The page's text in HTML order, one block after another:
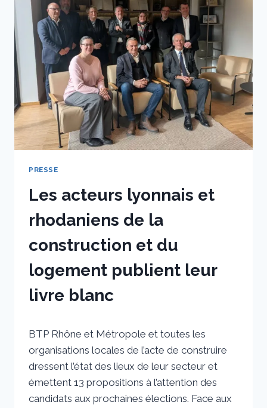
PRESSE
Les acteurs lyonnais et
rhodaniens de la
construction et du
logement publient leur
livre blanc
sstradiotto
BTP Rhône et Métropole et toutes les
organisations locales de l’acte de construire
dressent l’état des lieux de leur secteur et
émettent 13 propositions à l’attention des
candidats aux prochaines élections. Face aux